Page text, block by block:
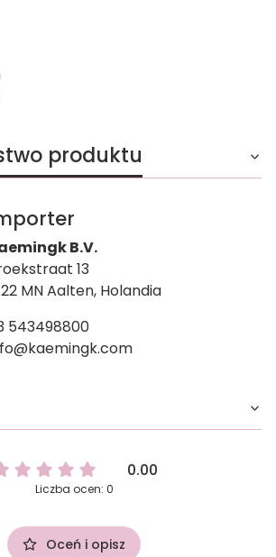
produktu
B.V.
13
MN Aalten, Holandia
543498800
0.00
Liczba ocen: 0
Oceń i opisz